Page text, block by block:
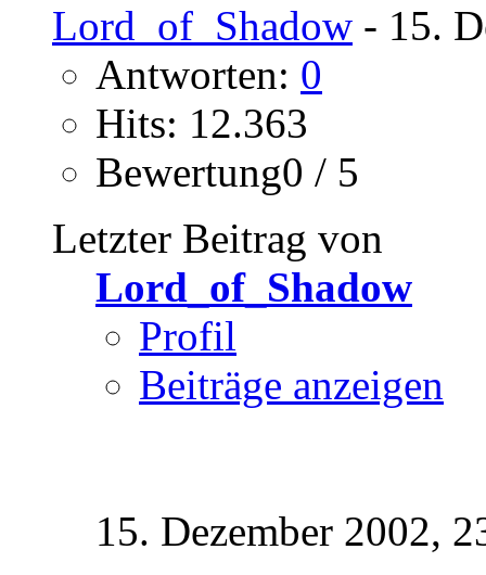
Lord_of_Shadow - 15.
Antworten: 0
Hits: 12.363
Bewertung0 / 5
Letzter Beitrag von
Lord_of_Shadow
Profil
Beiträge anzeigen
15. Dezember 2002,